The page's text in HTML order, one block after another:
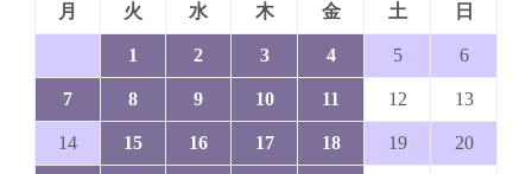
月
火 水 木 金 土 日
1 2 3 4 5 6
7 8 9 10 11 12 13
14 15 16 17 18 19 20